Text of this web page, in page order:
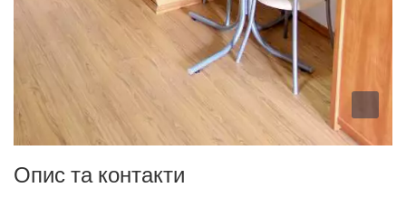
Опис та контакти